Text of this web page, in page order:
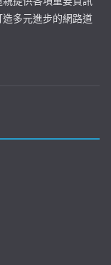
多元進步的網路道